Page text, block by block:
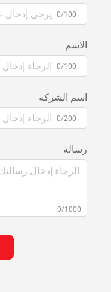
0/100
الاسم
0/100
اسم الشركة
0/200
رسالة
0/1000